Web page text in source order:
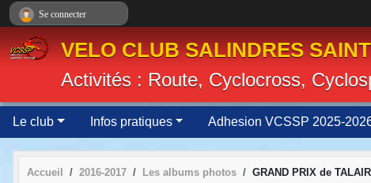
VELO CLUB SALINDRES
Activités : Route, Cyclocross,
Le club Infos pratiques Adhesion VCSSP 2025-
Accueil 2016-2017 Les albums photos GRAND PRIX de
Se connecter
Panneau de gestion des cookies